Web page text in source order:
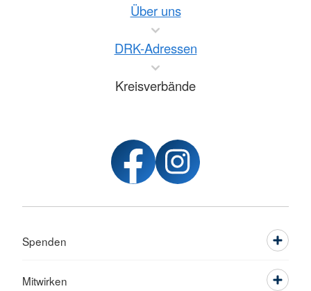
Über uns
DRK-Adressen
Kreisverbände
Spenden
Mitwirken